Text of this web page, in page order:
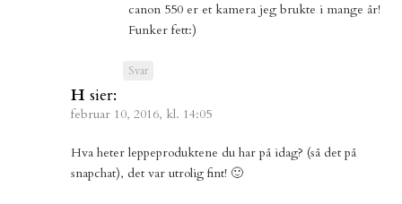
canon 550 er et kamera jeg brukte i mange år!
Funker fett:)
Svar
H sier:
februar 10, 2016, kl. 14:05
Hva heter leppeproduktene du har på idag? (så det på
snapchat), det var utrolig fint! 🙂